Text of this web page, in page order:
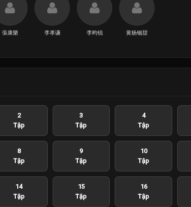
張康樂 李孝谦 李昀锐 黄杨钿甜
2
Tập
3
Tập
4
Tập
8
Tập
9
Tập
10
Tập
14
Tập
15
Tập
16
Tập